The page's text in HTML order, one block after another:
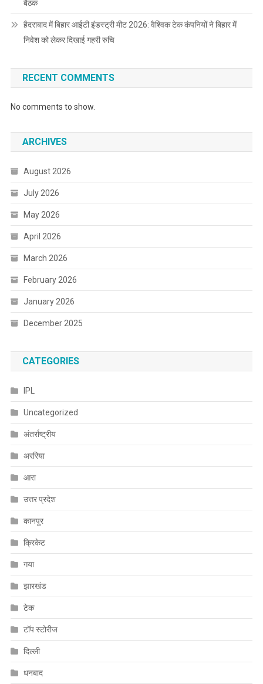
बैठक
हैदराबाद में बिहार आईटी इंडस्ट्री मीट 2026: वैश्विक टेक कंपनियों ने बिहार में
निवेश को लेकर दिखाई गहरी रुचि
RECENT COMMENTS
No comments to show.
ARCHIVES
August 2026
July 2026
May 2026
April 2026
March 2026
February 2026
January 2026
December 2025
CATEGORIES
IPL
Uncategorized
अंतर्राष्ट्रीय
अररिया
आरा
उत्तर प्रदेश
कानपुर
क्रिकेट
गया
झारखंड
टेक
टॉप स्टोरीज
दिल्ली
धनबाद